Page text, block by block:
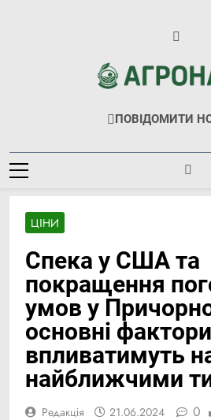
Новини
ПОВІДОМИТИ
ЦІНИ
Спека у США та
покращення
умов у
основні
впливатимуть
найближчими
Редакція 21.06.2024 0